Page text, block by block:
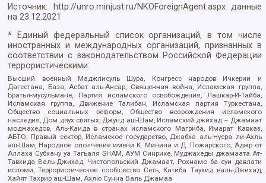
Источник: http://unro.minjust.ru/NKOForeignAgent.aspxданные
на23.12.2021
* Единый федеральный список организаций, в том числе
иностранных и международных организаций, признанных в
соответствии с законодательством Российской Федерации
террористическими:
Высший военный Маджлисуль Шура, Конгресс народов Ичкерии и
Дагестана, База, Асбат аль-Ансар, Священная война, Исламская группа,
Братья-мусульмане, Партия исламского освобождения, Лашкар-И-Тайба,
Исламская группа, Движение Талибан, Исламская партия Туркестана,
Общество социальных реформ, Общество возрождения исламского
наследия, Дом двух святых, Джунд аш-Шам, Исламский джихад – Джамаат
моджахедов, Аль-Каида в странах исламского Магриба, Имарат Кавказ,
АБТО, Правый сектор, Исламское государство, Джабха аль-Нусра ли-Ахль
аш-Шам, Народное ополчение имени К. Минина и Д. Пожарского, Аджр от
Аллаха Субхану уа Тагьаля SHAM, АУМ Синрике, Муджахеды джамаата Ат-
Тавхида Валь-Джихад, Чистопольский Джамаат, Рохнамо ба суи давлати
исломи, Террористическое сообщество Сеть, Катиба Таухид валь-Джихад,
Хайят Тахрир аш-Шам, Ахлю Сунна Валь Джамаа